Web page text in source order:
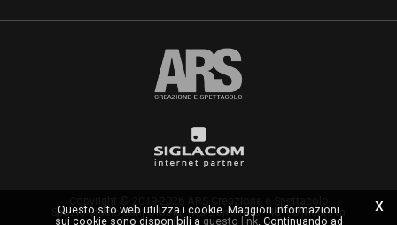
Spazio Studio Sant'Orsola - Via Bonomi, 3 - 46100 Mantova
x
Questo sito web utilizza i cookie. Maggiori informazioni
sui cookie sono disponibili a questo link. Continuando ad